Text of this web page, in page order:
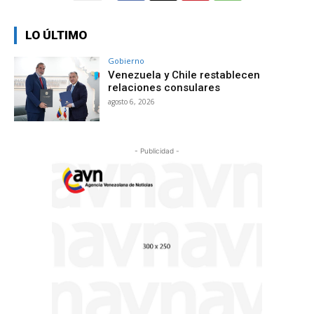
LO ÚLTIMO
Gobierno
Venezuela y Chile restablecen
relaciones consulares
agosto 6, 2026
- Publicidad -